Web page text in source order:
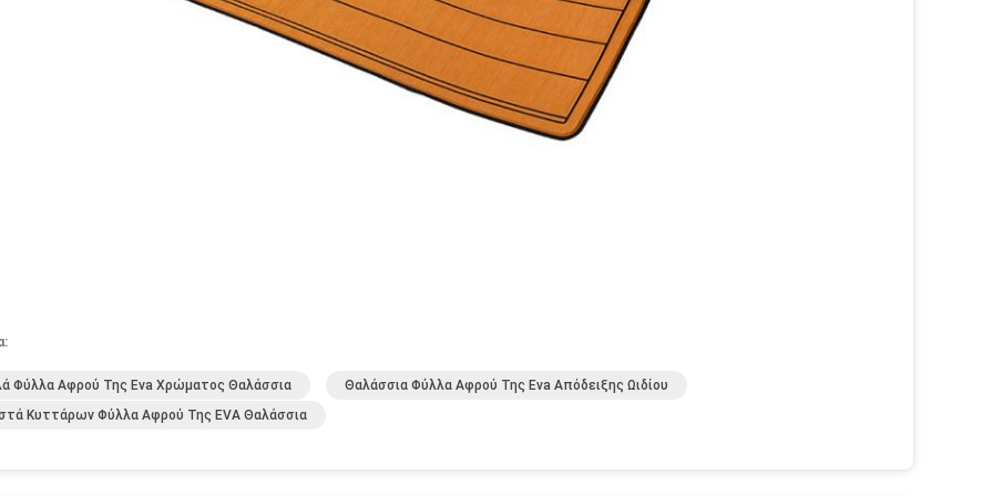
Φύλλα Αφρού Της Eva Χρώματος Θαλάσσια
Θαλάσσια Φύλλα Αφρού Της Eva Απόδειξης Ωιδίου
Κυττάρων Φύλλα Αφρού Της EVA Θαλάσσια